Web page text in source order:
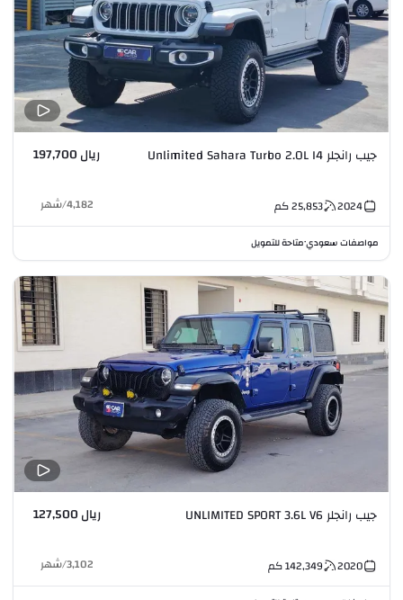
جيب رانجلر Unlimited Sahara Turbo 2.0L I4 ريال 197,700
2024
25,853كم 4,182
/شهر
مواصفات سعودي•متاحة للتمويل
جيب رانجلر UNLIMITED SPORT 3.6L V6 ريال 127,500
2020
142,349كم 3,102
/شهر